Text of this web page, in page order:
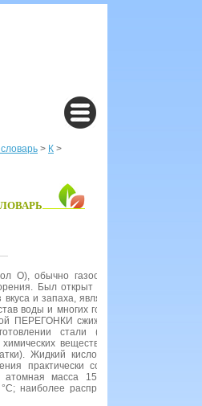
> К >
О), обычно газообразный
Был открыт в 1774 г. Джозефом
вкуса и запаха, являющийся самым
воды и многих горных пород.
ПЕРЕГОНКИ сжиженного воздуха.
стали
веществ, а также в
Жидкий кислород используется в
практически со всеми
масса 15,9994; плотность
°С; наиболее распространенный